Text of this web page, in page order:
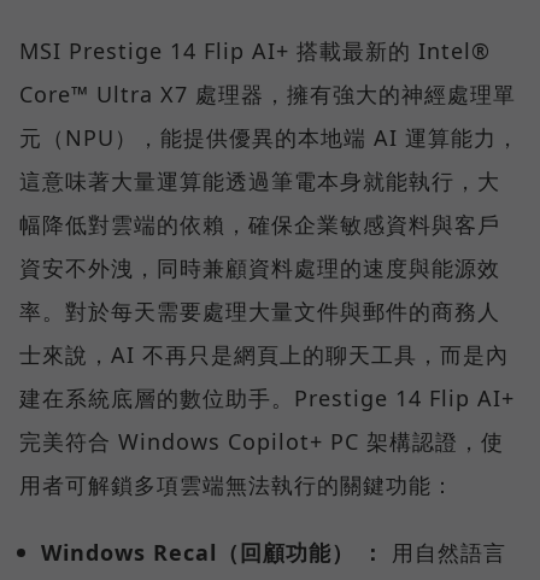
MSI Prestige 14 Flip AI+ 搭載最新的 Intel®
Core™ Ultra X7 處理器，擁有強大的神經處理單
元（NPU），能提供優異的本地端 AI 運算能力，
這意味著大量運算能透過筆電本身就能執行，大
幅降低對雲端的依賴，確保企業敏感資料與客戶
資安不外洩，同時兼顧資料處理的速度與能源效
率。對於每天需要處理大量文件與郵件的商務人
士來說，AI 不再只是網頁上的聊天工具，而是內
建在系統底層的數位助手。Prestige 14 Flip AI+
完美符合 Windows Copilot+ PC 架構認證，使
用者可解鎖多項雲端無法執行的關鍵功能：
Windows Recal（回顧功能） ：
用自然語言